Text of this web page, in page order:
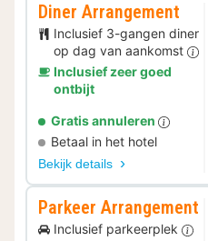
Diner Arrangement
Inclusief 3-gangen diner
op dag van aankomst
Inclusief zeer goed
ontbijt
Gratis annuleren
Betaal in het hotel
Bekijk details
Parkeer Arrangement
Inclusief parkeerplek